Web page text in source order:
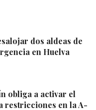
dos aldeas de
en Huelva
obliga a activar el
restricciones en la A-